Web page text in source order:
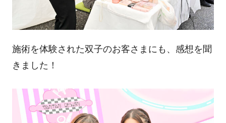
施術を体験された双子のお客さまにも、感想を聞
きました！